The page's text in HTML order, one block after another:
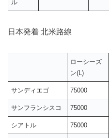
ル
日本発着 北米路線
ローシーズ
ン(L)
サンディエゴ 75000
サンフランシスコ 75000
シアトル 75000